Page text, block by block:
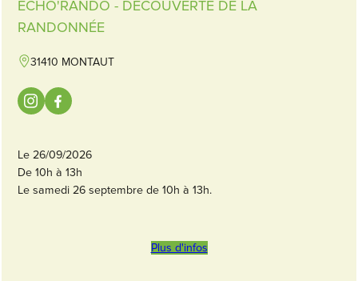
ÉCHO'RANDO - DÉCOUVERTE DE LA
RANDONNÉE
31410 MONTAUT
Le 26/09/2026
De 10h à 13h
Le samedi 26 septembre de 10h à 13h.
Plus d'infos